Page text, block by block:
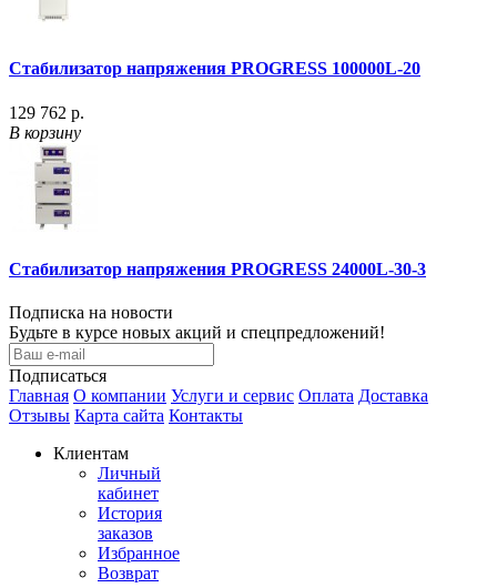
Стабилизатор напряжения PROGRESS 100000L-20
129 762 р.
В корзину
Стабилизатор напряжения PROGRESS 24000L-30-3
Подписка на новости
Будьте в курсе новых акций и спецпредложений!
Подписаться
Главная О компании Услуги и сервис Оплата Доставка
Отзывы Карта сайта Контакты
Клиентам
Личный
кабинет
История
заказов
Избранное
Возврат